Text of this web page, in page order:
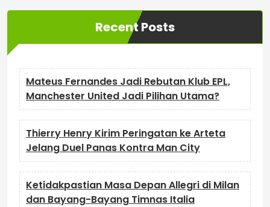
Recent Posts
Mateus Fernandes Jadi Rebutan Klub EPL,
Manchester United Jadi Pilihan Utama?
Thierry Henry Kirim Peringatan ke Arteta
Jelang Duel Panas Kontra Man City
Ketidakpastian Masa Depan Allegri di Milan
dan Bayang-Bayang Timnas Italia